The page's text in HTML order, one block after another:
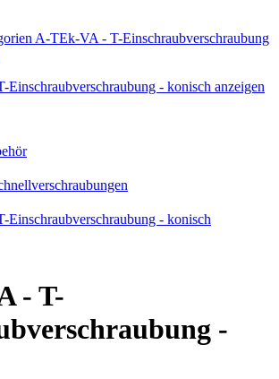
A-TEk-VA - T-Einschraubverschraubung
- konisch anzeigen
- konisch
- T-
-